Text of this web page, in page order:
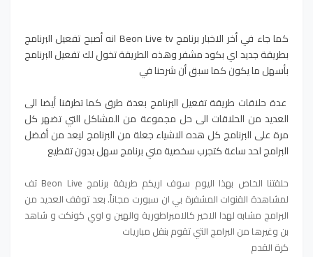
كما جاء في أخر الاخبار برنامج Beon Live tv انه أصبح تفعيل البرنامج
بطريقة جديد اي بكود مشفر وهذه الطريقة تخول لك تفعيل البرنامج
بأسهل ما يكون كما سبق أن شرحنا في
عدة حلاقات طريقة تفعيل البرنامج بعدة طرق كما تطرقنا أيضا الى
العديد من الحلاقات الى حل مجموعة من المشاكل التي تضهر كل
مرة على البرنامج كل هده الاشياء جعلة من البرنامج ليعد من أفضل
البرامج لحد ساعة كتجرب سخصية مني برنامج سهل بدون تقطيع
حلقتنا الخاص بهذا اليوم سوف اريكم طريقة برنامج Beon Live تف
لمشاهدة القنوات المشفرة بي ان سبورت مجاناً. بعد توقف العديد من
البرامج مشابه لهدا الاخير كالامبراطورية والهين و اوي كونكت و شاهد
بن وغيرها من البرامج التي تقوم بنقل مباريات
كرة القدم